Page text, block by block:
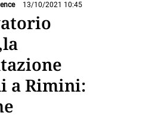
13/10/2021 10:45
a Rimini: